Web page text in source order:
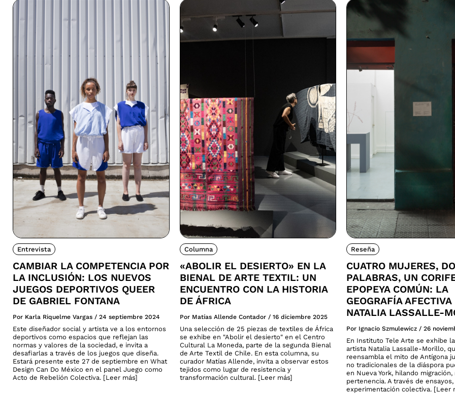
Entrevista
CAMBIAR LA COMPETENCIA POR
LA INCLUSIÓN: LOS NUEVOS
JUEGOS DEPORTIVOS QUEER
DE GABRIEL FONTANA
Por Karla Riquelme Vargas / 24 septiembre 2024
Este diseñador social y artista ve a los entornos
deportivos como espacios que reflejan las
normas y valores de la sociedad, e invita a
desafiarlas a través de los juegos que diseña.
Estará presente este 27 de septiembre en What
Design Can Do México en el panel Juego como
Acto de Rebelión Colectiva. [Leer más]
Columna
«ABOLIR EL DESIERTO» EN LA
BIENAL DE ARTE TEXTIL: UN
ENCUENTRO CON LA HISTORIA
DE ÁFRICA
Por Matías Allende Contador / 16 diciembre 2025
Una selección de 25 piezas de textiles de África
se exhibe en "Abolir el desierto" en el Centro
Cultural La Moneda, parte de la segunda Bienal
de Arte Textil de Chile. En esta columna, su
curador Matías Allende, invita a observar estos
tejidos como lugar de resistencia y
transformación cultural. [Leer más]
Reseña
CUATRO MUJERES,
PALABRAS, UN
EPOPEYA COMÚN: LA
GEOGRAFÍA AFECTIVA
NATALIA LASSALLE-
Por Ignacio Szmulewicz / 26
En Instituto Tele Arte se exhibe
artista Natalia Lassalle-Morillo,
reensambla el mito de Antígona
no tradicionales de la diáspora
en Nueva York, hilando
pertenencia. A través de
experimentación colectiva. [Leer